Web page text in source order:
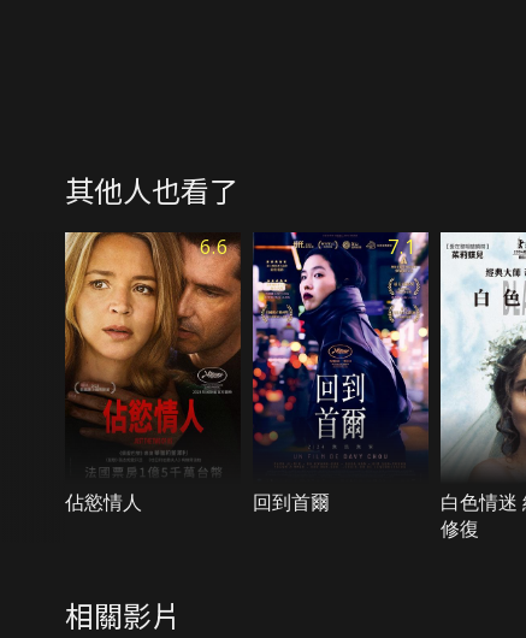
其他人也看了
6.6
佔慾情人
7.1
回到首爾
白色情迷
修復
相關影片